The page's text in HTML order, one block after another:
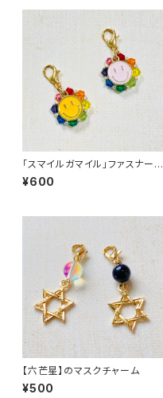
「スマイルガマイル」ファスナーチ
ャーム
¥600
【六芒星】のマスクチャーム
¥500